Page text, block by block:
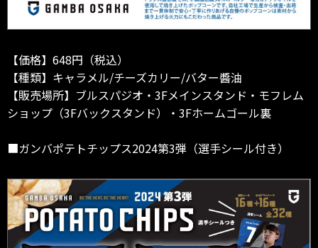
【価格】648円（税込）
【種類】キャラメル/チーズカリー/バター醬油
【販売場所】ブルスパジオ・3Fメインスタンド・モフレム
ショップ（3Fバックスタンド）・3Fホームゴール裏
■ガンバポテトチップス2024第3弾（選手シール付き）